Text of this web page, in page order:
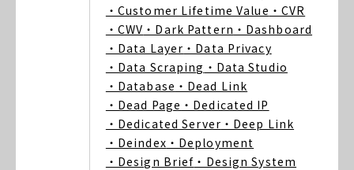
・Customer Lifetime Value ・CVR
・CWV ・Dark Pattern ・Dashboard
・Data Layer ・Data Privacy
・Data Scraping ・Data Studio
・Database ・Dead Link
・Dead Page ・Dedicated IP
・Dedicated Server ・Deep Link
・Deindex ・Deployment
・Design Brief ・Design System